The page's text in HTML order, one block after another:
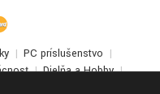
PC príslušenstvo
Dielňa a Hobby